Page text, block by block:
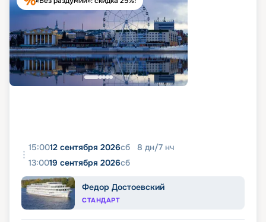
15:0012 сентября 2026сб 8 дн/7 нч
13:0019 сентября 2026сб
Федор Достоевский
СТАНДАРТ